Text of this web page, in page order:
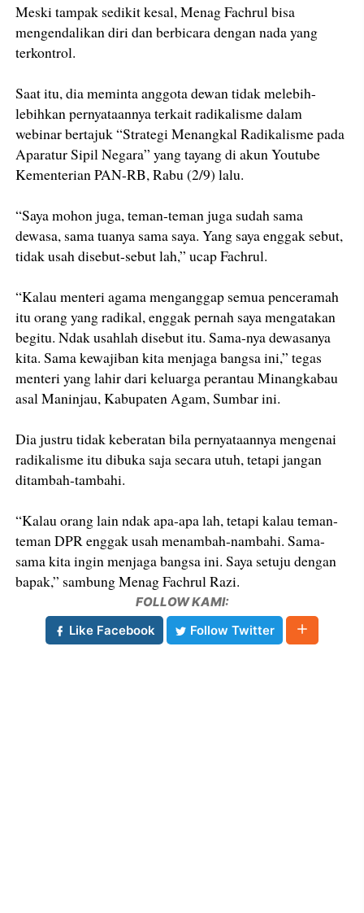
Meski tampak sedikit kesal, Menag Fachrul bisa
mengendalikan diri dan berbicara dengan nada yang
terkontrol.
Saat itu, dia meminta anggota dewan tidak melebih-
lebihkan pernyataannya terkait radikalisme dalam
webinar bertajuk “Strategi Menangkal Radikalisme pada
Aparatur Sipil Negara” yang tayang di akun Youtube
Kementerian PAN-RB, Rabu (2/9) lalu.
“Saya mohon juga, teman-teman juga sudah sama
dewasa, sama tuanya sama saya. Yang saya enggak sebut,
tidak usah disebut-sebut lah,” ucap Fachrul.
“Kalau menteri agama menganggap semua penceramah
itu orang yang radikal, enggak pernah saya mengatakan
begitu. Ndak usahlah disebut itu. Sama-nya dewasanya
kita. Sama kewajiban kita menjaga bangsa ini,” tegas
menteri yang lahir dari keluarga perantau Minangkabau
asal Maninjau, Kabupaten Agam, Sumbar ini.
Dia justru tidak keberatan bila pernyataannya mengenai
radikalisme itu dibuka saja secara utuh, tetapi jangan
ditambah-tambahi.
“Kalau orang lain ndak apa-apa lah, tetapi kalau teman-
teman DPR enggak usah menambah-nambahi. Sama-
sama kita ingin menjaga bangsa ini. Saya setuju dengan
bapak,” sambung Menag Fachrul Razi.
FOLLOW KAMI:
Like Facebook
Follow Twitter